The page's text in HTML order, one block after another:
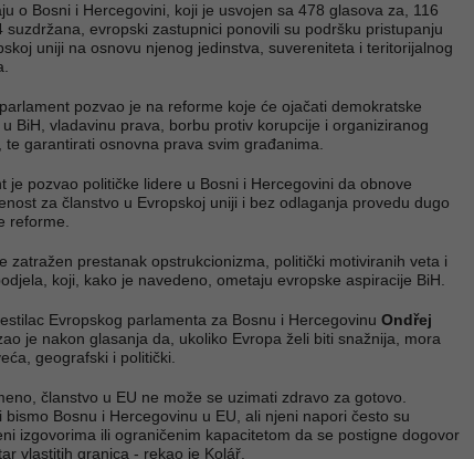
o Bosni i Hercegovini, koji je usvojen sa 478 glasova za, 116
suzdržana, evropski zastupnici ponovili su podršku pristupanju
uniji na osnovu njenog jedinstva, suvereniteta i teritorijalnog
pozvao je na reforme koje će ojačati demokratske
u BiH, vladavinu prava, borbu protiv korupcije i organiziranog
te garantirati osnovna prava svim građanima.
je pozvao političke lidere u Bosni i Hercegovini da obnove
za članstvo u Evropskoj uniji i bez odlaganja provedu dugo
reforme.
zatražen prestanak opstrukcionizma, politički motiviranih veta i
koji, kako je navedeno, ometaju evropske aspiracije BiH.
Evropskog parlamenta za Bosnu i Hercegovinu Ondřej
je nakon glasanja da, ukoliko Evropa želi biti snažnija, mora
geografski i politički.
članstvo u EU ne može se uzimati zdravo za gotovo.
bismo Bosnu i Hercegovinu u EU, ali njeni napori često su
izgovorima ili ograničenim kapacitetom da se postigne dogovor
vlastitih granica - rekao je Kolář.